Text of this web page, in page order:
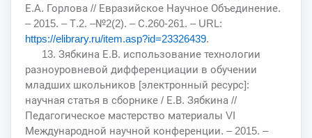
Е.А. Горлова // Евразийское Научное Объединение.
– 2015. – Т.2. –№2(2). – С.260-261. – URL:
https://elibrary.ru/item.asp?id=23326439.
13. Зябкина Е.В. использование технологии
разноуровневой дифференциации в обучении
младших школьников [электронный ресурс]:
научная статья в сборнике / Е.В. Зябкина //
Педагогическое мастерство материалы VI
Международной научной конференции. – 2015. –